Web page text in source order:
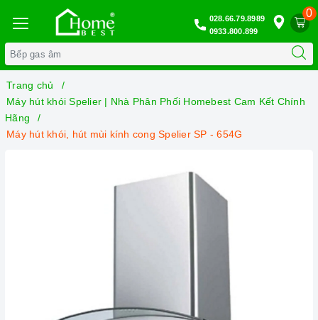
0
028.66.79.8989
0933.800.899
Trang chủ
Máy hút khói Spelier | Nhà Phân Phối Homebest Cam Kết Chính
Hãng
Máy hút khói, hút mùi kính cong Spelier SP - 654G